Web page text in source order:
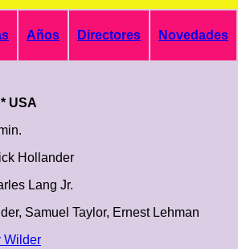
Años Directores Novedades
USA
Hollander
Lang Jr.
Samuel Taylor, Ernest Lehman
Wilder